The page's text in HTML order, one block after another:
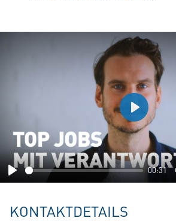
Play
00:31
Play
KONTAKTDETAILS